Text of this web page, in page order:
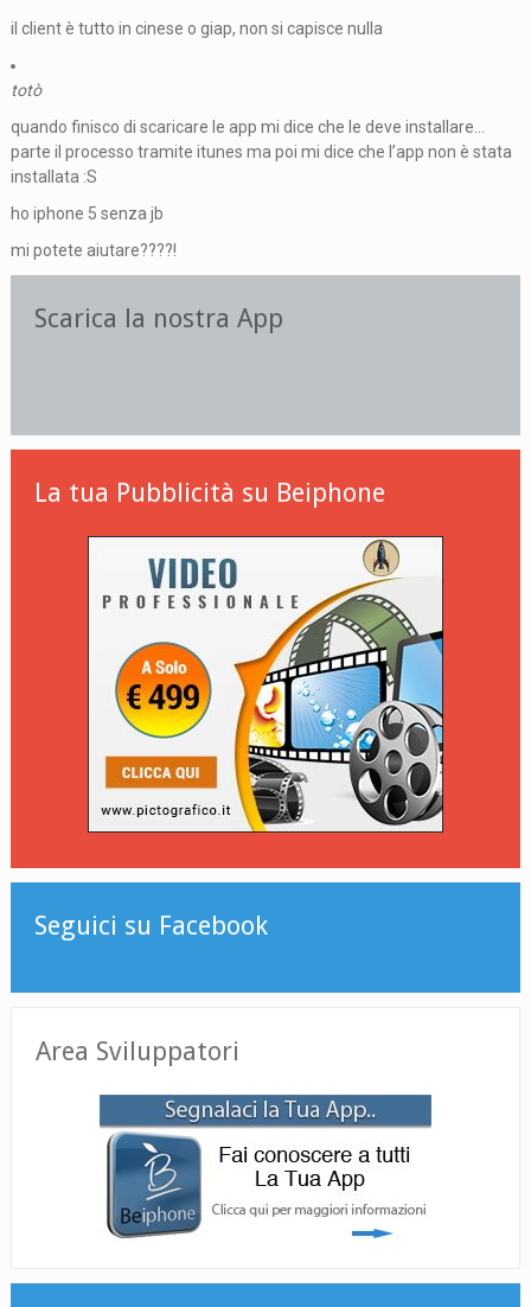
il client è tutto in cinese o giap, non si capisce nulla
totò
quando finisco di scaricare le app mi dice che le deve installare…
parte il processo tramite itunes ma poi mi dice che l’app non è stata
installata :S
ho iphone 5 senza jb
mi potete aiutare????!
Scarica la nostra App
La tua Pubblicità su Beiphone
Seguici su Facebook
Area Sviluppatori